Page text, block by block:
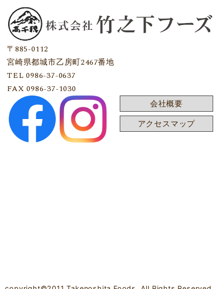
〒885-0112
宮崎県都城市乙房町2467番地
TEL 0986-37-0637
FAX 0986-37-1030
会社概要
アクセスマップ